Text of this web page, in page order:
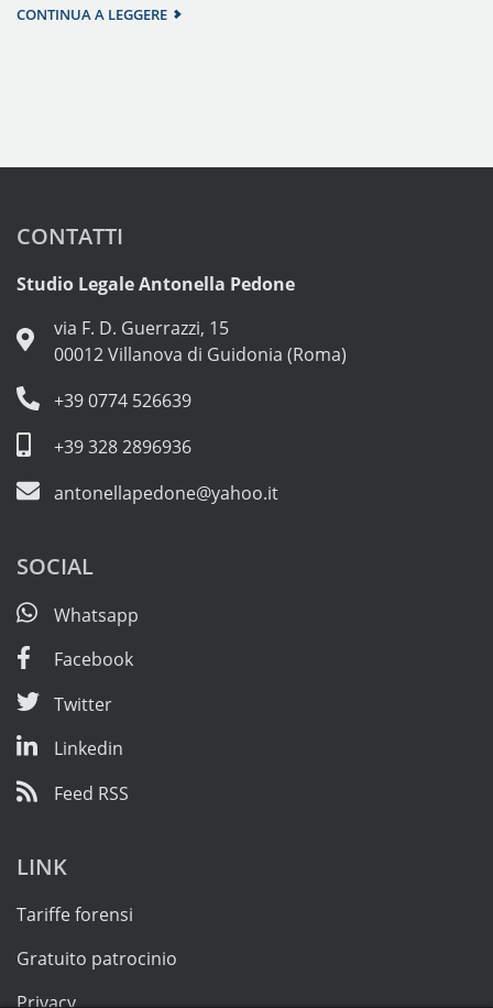
CONTINUA A LEGGERE
CONTATTI
Studio Legale Antonella Pedone
via F. D. Guerrazzi, 15
00012 Villanova di Guidonia (Roma)
+39 0774 526639
+39 328 2896936
antonellapedone@yahoo.it
SOCIAL
Whatsapp
Facebook
Twitter
Linkedin
Feed RSS
LINK
Tariffe forensi
Gratuito patrocinio
Privacy